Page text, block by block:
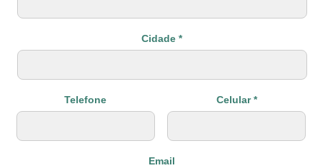
Cidade *
Telefone Celular *
Email